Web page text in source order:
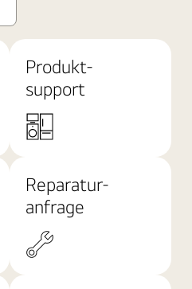
Produkt-
support
Reparatur-
anfrage